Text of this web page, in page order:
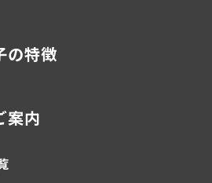
の特徴
案内